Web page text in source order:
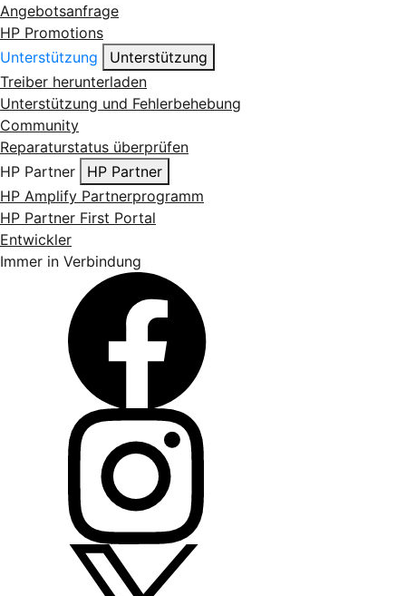
Angebotsanfrage
HP Promotions
Unterstützung
Unterstützung
Treiber herunterladen
Unterstützung und Fehlerbehebung
Community
Reparaturstatus überprüfen
HP Partner
HP Partner
HP Amplify Partnerprogramm
HP Partner First Portal
Entwickler
Immer in Verbindung